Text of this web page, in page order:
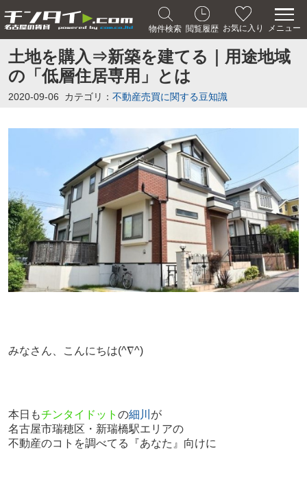
物件検索 閲覧履歴 お気に入り メニュー
土地を購入⇒新築を建てる｜用途地域
の「低層住居専用」とは
2020-09-06 カテゴリ： 不動産売買に関する豆知識
みなさん、こんにちは(^∇^)
本日もチンタイドット の細川 が
名古屋市瑞穂区・新瑞橋駅エリアの
不動産のコトを調べてる『あなた』向けに